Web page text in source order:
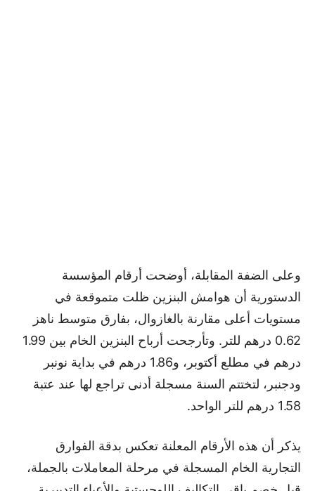
وعلى الضفة المقابلة، أوضحت أرقام المؤسسة
الدستورية أن هوامش البنزين ظلت متموقعة في
مستويات أعلى مقارنة بالغازوال، بفارق متوسط ناهز
0.62 درهم للتر. وتأرجحت أرباح البنزين الخام بين 1.99
درهم في مطلع أكتوبر، و1.86 درهم في بداية نونبر
ودجنبر، لتختتم السنة مسجلة أدنى تراجع لها عند عتبة
1.58 درهم للتر الواحد.
يذكر أن هذه الأرقام المعلنة تعكس بدقة الفوارق
التجارية الخام المسجلة في مرحلة المعاملات بالجملة،